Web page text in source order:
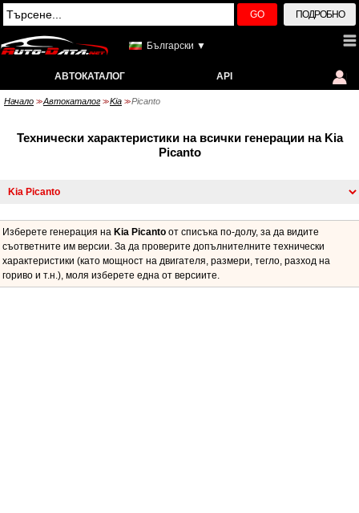
GO ПОДРОБНО
Български ▼
АВТОКАТАЛОГ API
Начало >> Автокаталог >> Kia >> Picanto
Технически характеристики на всички генерации на Kia
Picanto
Изберете генерация на Kia Picanto от списъка по-долу, за да видите
съответните им версии. За да проверите допълнителните технически
характеристики (като мощност на двигателя, размери, тегло, разход на
гориво и т.н.), моля изберете една от версиите.